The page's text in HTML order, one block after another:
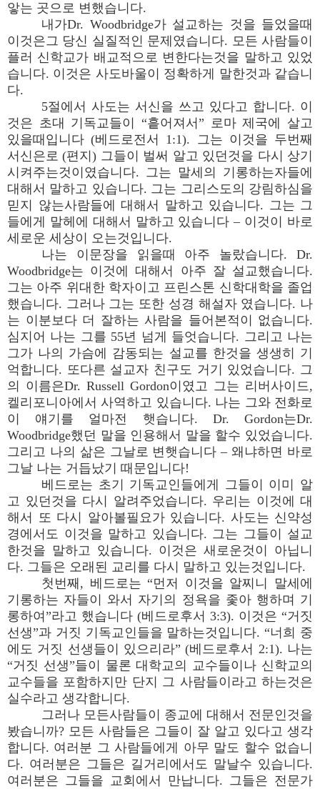
앟는 곳으로 변했습니다.
내가Dr. Woodbridge가 설교하는 것을 들었을때
이것은그 당신 실질적인 문제였습니다. 모든 사람들이
플러 신학교가 배교적으로 변한다는것을 말하고 있었
습니다. 이것은 사도바울이 정확하게 말한것과 같습니
다.
5절에서 사도는 서신을 쓰고 있다고 합니다. 이
것은 초대 기독교들이 “흩어져서” 로마 제국에 살고
있을때입니다 (베드로전서 1:1). 그는 이것을 두번째
서신은로 (편지) 그들이 벌써 알고 있던것을 다시 상기
시켜주는것이였습니다. 그는 말세의 기롱하는자들에
대해서 말하고 있습니다. 그는 그리스도의 강림하심을
믿지 않는사람들에 대해서 말하고 있습니다. 그는 그
들에게 말헤에 대해서 말하고 있습니다 – 이것이 바로
세로운 세상이 오는것입니다.
나는 이문장을 읽을때 아주 놀랐습니다. Dr.
Woodbridge는 이것에 대해서 아주 잘 설교했습니다.
그는 아주 위대한 학자이고 프린스톤 신학대학을 졸업
했습니다. 그러나 그는 또한 성경 해설자 였습니다. 나
는 이분보다 더 잘하는 사람을 들어본적이 없습니다.
심지어 나는 그를 55년 넘게 들엇습니다. 그리고 나는
그가 나의 가슴에 감동되는 설교를 한것을 생생히 기
억합니다. 또다른 설교자 친구도 거기 있었습니다. 그
의 이름은Dr. Russell Gordon이였고 그는 리버사이드,
켈리포니아에서 사역하고 있습니다. 나는 그와 전화로
이 얘기를 얼마전 햇습니다. Dr. Gordon는Dr.
Woodbridge했던 말을 인용해서 말을 할수 있었습니다.
그리고 나의 삶은 그날로 변햇습니다 – 왜냐하면 바로
그날 나는 거듭났기 때문입니다!
베드로는 초기 기독교인들에게 그들이 이미 알
고 있던것을 다시 알려주었습니다. 우리는 이것에 대
해서 또 다시 알아볼필요가 있습니다. 사도는 신약성
경에서도 이것을 말하고 있습니다. 그는 그들이 설교
한것을 말하고 있습니다. 이것은 새로운것이 아닙니
다. 그들은 오래된 교리를 다시 말하고 있는것입니다.
첫번째, 베드로는 “먼저 이것을 알찌니 말세에
기롱하는 자들이 와서 자기의 정욕을 좇아 행하며 기
롱하여”라고 했습니다 (베드로후서 3:3). 이것은 “거짓
선생”과 거짓 기독교인들을 말하는것입니다. “너희 중
에도 거짓 선생들이 있으리라” (베드로후서 2:1). 나는
“거짓 선생”들이 물론 대학교의 교수들이나 신학교의
교수들을 포함하지만 단지 그 사람들이라고 하는것은
실수라고 생각합니다.
그러나 모든사람들이 종교에 대해서 전문인것을
봤습니까? 모든 사람들은 그들이 잘 알고 있다고 생각
합니다. 여러분 그 사람들에게 아무 말도 할수 없습니
다. 여러분은 그들은 길거리에서도 말날수 있습니다.
여러분은 그들을 교회에서 만납니다. 그들은 전문가